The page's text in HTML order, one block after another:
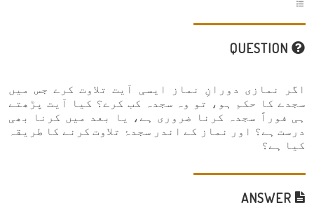
اگر نمازی دورانِ نماز ایسی آیت تلاوت کرے جس میں
سجدے کا حکم ہو، تو وہ سجدہ کب کرے؟ کیا آیت پڑھتے
ہی فوراً سجدہ کرنا ضروری ہے، یا بعد میں کرنا بھی
درست ہے؟ اور نماز کے اندر سجدۂ تلاوت کرنے کا طریقہ
کیا ہے؟